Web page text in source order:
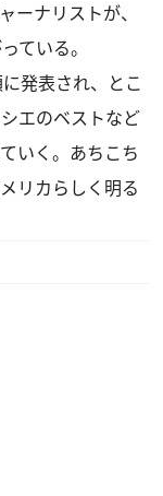
ーナリストが、
ている。
発表され、とこ
エのベストなど
いく。あちこち
リカらしく明る